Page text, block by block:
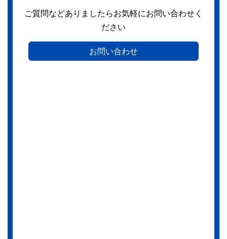
ご質問などありましたらお気軽にお問い合わせく
ださい
お問い合わせ